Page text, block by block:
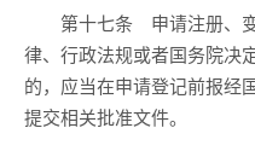
第十七条 申请注册、变
律、行政法规或者国务院决
的，应当在申请登记前报经
提交相关批准文件。